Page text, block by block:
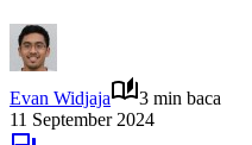
Evan Widjaja
3 min baca
11 September 2024